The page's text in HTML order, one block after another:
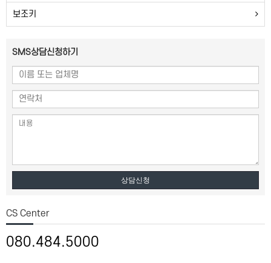
보조키
SMS상담신청하기
상담신청
CS Center
080.484.5000